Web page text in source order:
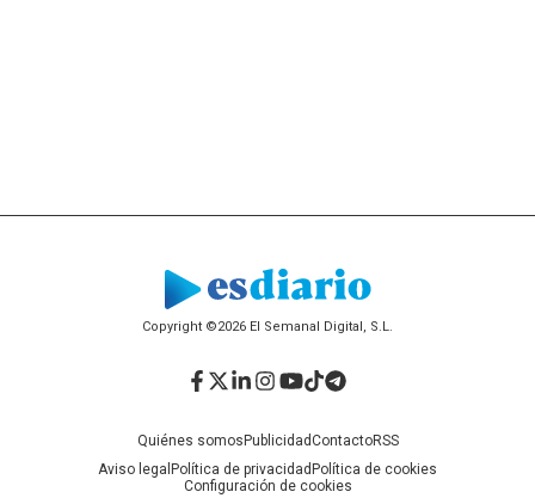
Copyright ©2026 El Semanal Digital, S.L.
Quiénes somosPublicidadContactoRSS
Aviso legal Política de privacidadPolítica de cookies
Configuración de cookies
Facebook
Twitter
LinkedIn
Instagram
YouTube
TikTok
Telegram